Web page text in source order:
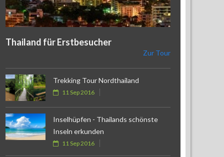
Thailand für Erstbesucher
Zur Tour
Trekking Tour Nordthailand
11 Sep 2016
Inselhüpfen - Thailands schönste
Inseln erkunden
11 Sep 2016